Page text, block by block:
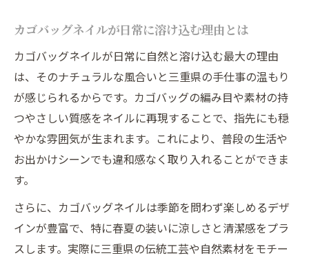
カゴバッグネイルが日常に溶け込む理由とは
カゴバッグネイルが日常に自然と溶け込む最大の理由
は、そのナチュラルな風合いと三重県の手仕事の温もり
が感じられるからです。カゴバッグの編み目や素材の持
つやさしい質感をネイルに再現することで、指先にも穏
やかな雰囲気が生まれます。これにより、普段の生活や
お出かけシーンでも違和感なく取り入れることができま
す。
さらに、カゴバッグネイルは季節を問わず楽しめるデザ
インが豊富で、特に春夏の装いに涼しさと清潔感をプラ
スします。実際に三重県の伝統工芸や自然素材をモチー